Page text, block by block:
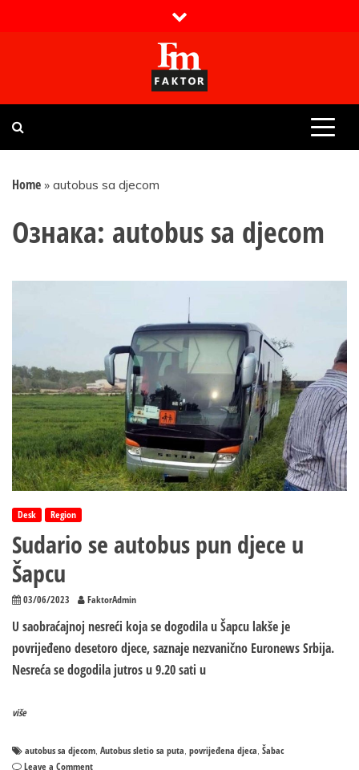
Faktor magazin
Uvijek presudan
Home » autobus sa djecom
Ознака: autobus sa djecom
Desk Region
Sudario se autobus pun djece u
Šapcu
03/06/2023 FaktorAdmin
U saobraćajnoj nesreći koja se dogodila u Šapcu lakše je
povrijeđeno desetoro djece, saznaje nezvanično Euronews Srbija.
Nesreća se dogodila jutros u 9.20 sati u
više
autobus sa djecom, Autobus sletio sa puta, povrijeđena djeca, Šabac
Leave a Commenton